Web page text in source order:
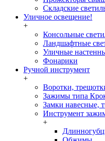
Складские
Уличное освещение!
+
Консольные
Ландшафтные
Уличные
Фонарики
Ручной инструмент
+
Воротки,
Зажимы типа
Замки навесные,
Инструмент
+